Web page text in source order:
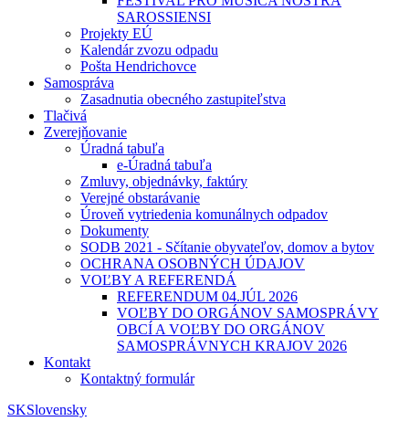
SAROSSIENSI
Projekty EÚ
Kalendár zvozu odpadu
Pošta Hendrichovce
Samospráva
Zasadnutia obecného zastupiteľstva
Tlačivá
Zverejňovanie
Úradná tabuľa
e-Úradná tabuľa
Zmluvy, objednávky, faktúry
Verejné obstarávanie
Úroveň vytriedenia komunálnych odpadov
Dokumenty
SODB 2021 - Sčítanie obyvateľov, domov a bytov
OCHRANA OSOBNÝCH ÚDAJOV
VOĽBY A REFERENDÁ
REFERENDUM 04.JÚL 2026
VOĽBY DO ORGÁNOV SAMOSPRÁVY
OBCÍ A VOĽBY DO ORGÁNOV
SAMOSPRÁVNYCH KRAJOV 2026
Kontakt
Kontaktný formulár
SKSlovensky